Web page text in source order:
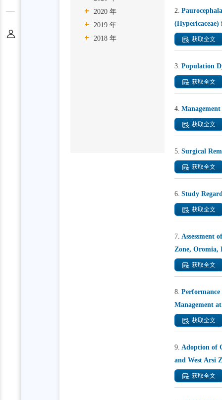
2020 年
2019 年
2018 年
2.
获取全文
3. Population
获取全文
4.
获取全文
5. Surgical
获取全文
6. Study
获取全文
7. Assessment
Zone, Oromia,
获取全文
8.
Management
获取全文
9. Adoption of
and West Arsi
获取全文